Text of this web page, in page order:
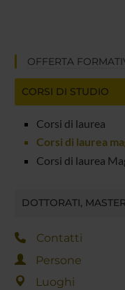
OFFERTA
CORSI DI STUDIO
Corsi di laurea
Corsi di laurea
Corsi di laurea
DOTTORATI,
Contatti
Persone
Luoghi